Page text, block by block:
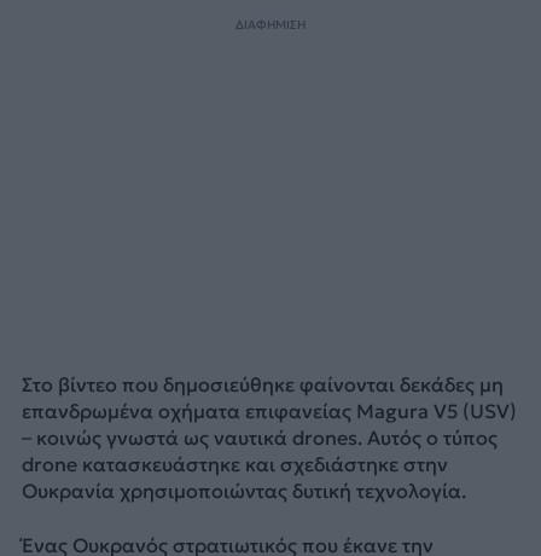
ΔΙΑΦΗΜΙΣΗ
Στο βίντεο που δημοσιεύθηκε φαίνονται δεκάδες μη
επανδρωμένα οχήματα επιφανείας Magura V5 (USV)
– κοινώς γνωστά ως ναυτικά drones. Αυτός ο τύπος
drone κατασκευάστηκε και σχεδιάστηκε στην
Ουκρανία χρησιμοποιώντας δυτική τεχνολογία.
Ένας Ουκρανός στρατιωτικός που έκανε την